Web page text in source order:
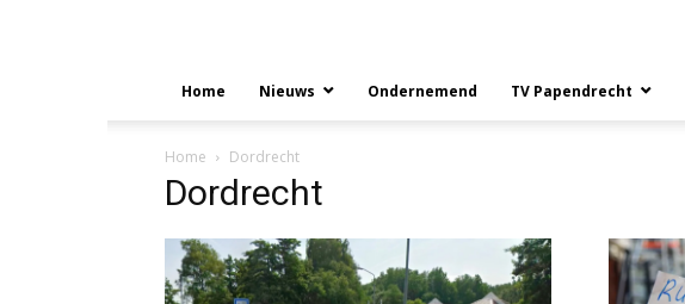
Home Nieuws Ondernemend TV Papendrecht
Home Dordrecht
Dordrecht